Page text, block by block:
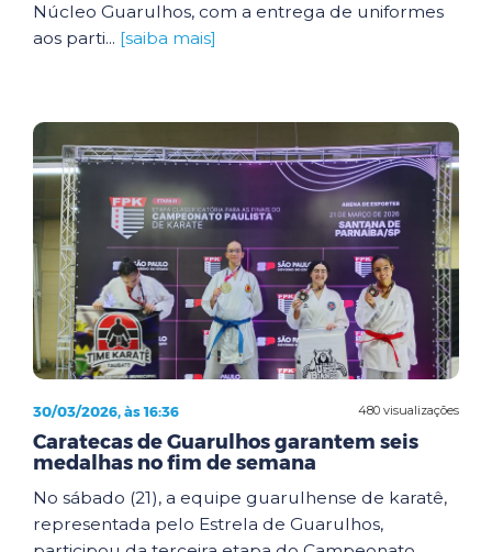
Núcleo Guarulhos, com a entrega de uniformes
aos parti... [saiba mais]
480 visualizações
30/03/2026, às 16:36
Caratecas de Guarulhos garantem seis
medalhas no fim de semana
No sábado (21), a equipe guarulhense de karatê,
representada pelo Estrela de Guarulhos,